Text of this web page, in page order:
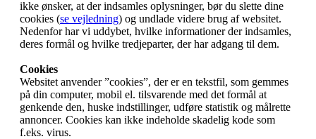
ikke ønsker, at der indsamles oplysninger, bør du slette dine
cookies (se vejledning) og undlade videre brug af websitet.
Nedenfor har vi uddybet, hvilke informationer der indsamles,
deres formål og hvilke tredjeparter, der har adgang til dem.
Cookies
Websitet anvender ”cookies”, der er en tekstfil, som gemmes
på din computer, mobil el. tilsvarende med det formål at
genkende den, huske indstillinger, udføre statistik og målrette
annoncer. Cookies kan ikke indeholde skadelig kode som
f.eks. virus.